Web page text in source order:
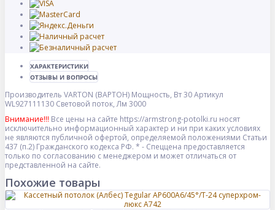
ХАРАКТЕРИСТИКИ
ОТЗЫВЫ И ВОПРОСЫ
Производитель VARTON (ВАРТОН) Мощность, Вт30Артикул
WL927111130 Световой поток, Лм 3000
Внимание!!! Все цены на сайте https://armstrong-potolki.ru носят
исключительно информационный характер и ни при каких условиях
не являются публичной офертой, определяемой положениями Статьи
437 (п.2) Гражданского кодекса РФ. * - Спеццена предоставляется
только по согласованию с менеджером и может отличаться от
представленной на сайте.
Похожие товары